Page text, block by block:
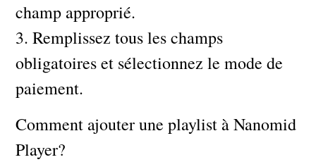
champ approprié.
3. Remplissez tous les champs
obligatoires et sélectionnez le mode de
paiement.
Comment ajouter une playlist à Nanomid
Player?